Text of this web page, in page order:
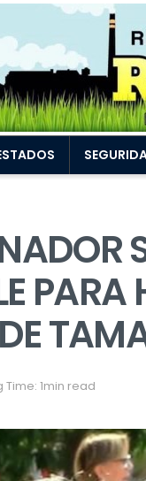
PARA
Time: 1min read